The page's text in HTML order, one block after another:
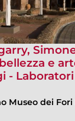
e
-
Museo dei